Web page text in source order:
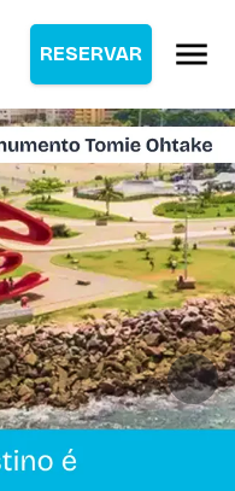
RESERVAR